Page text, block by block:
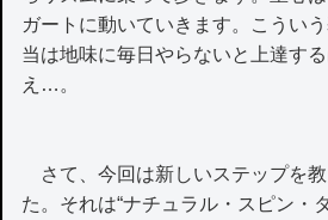
ガートに動いていきます。こうい
当は地味に毎日やらないと上達す
え…。
さて、今回は新しいステップを
た。それは“ナチュラル・スピン・